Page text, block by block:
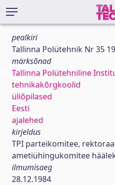
pealkiri
Tallinna Polütehnik Nr 35
märksõnad
Tallinna Polütehniline
tehnikakõrgkoolid
üliõpilased
Eesti
ajalehed
kirjeldus
TPI parteikomitee,
ametiühingukomitee
ilmumisaeg
28.12.1984